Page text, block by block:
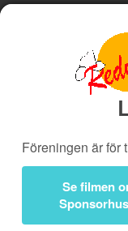
Köp genom
Butiker
Bli medlem
Föreningen är för
Se filmen